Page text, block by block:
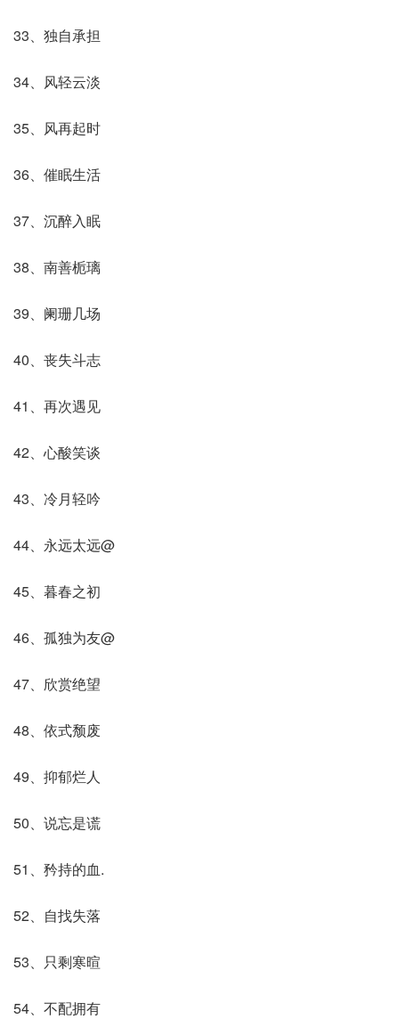
33、独自承担
34、风轻云淡
35、风再起时
36、催眠生活
37、沉醉入眠
38、南善栀璃
39、阑珊几场
40、丧失斗志
41、再次遇见
42、心酸笑谈
43、冷月轻吟
44、永远太远@
45、暮春之初
46、孤独为友@
47、欣赏绝望
48、依式颓废
49、抑郁烂人
50、说忘是谎
51、矜持的血.
52、自找失落
53、只剩寒暄
54、不配拥有